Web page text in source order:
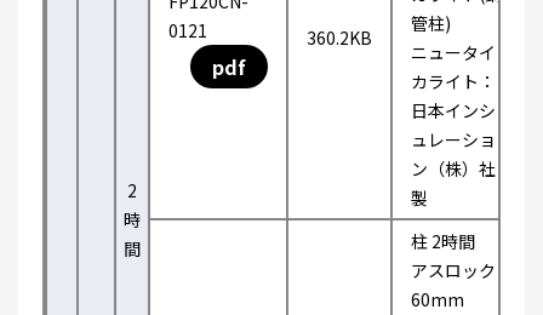
2
時
間
0121
pdf
360.2KB
管柱)
ニュータイ
カライト：
日本インシ
ュレーショ
ン（株）社
製
柱 2時間
アスロック
60mm